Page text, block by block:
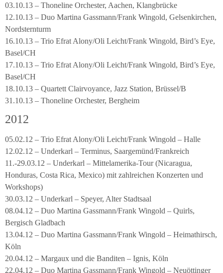
03.10.13 – Thoneline Orchester, Aachen, Klangbrücke
12.10.13 – Duo Martina Gassmann/Frank Wingold, Gelsenkirchen,
Nordsternturm
16.10.13 – Trio Efrat Alony/Oli Leicht/Frank Wingold, Bird’s Eye,
Basel/CH
17.10.13 – Trio Efrat Alony/Oli Leicht/Frank Wingold, Bird’s Eye,
Basel/CH
18.10.13 – Quartett Clairvoyance, Jazz Station, Brüssel/B
31.10.13 – Thoneline Orchester, Bergheim
2012
05.02.12 – Trio Efrat Alony/Oli Leicht/Frank Wingold – Halle
12.02.12 – Underkarl – Terminus, Saargemünd/Frankreich
11.-29.03.12 – Underkarl – Mittelamerika-Tour (Nicaragua,
Honduras, Costa Rica, Mexico) mit zahlreichen Konzerten und
Workshops)
30.03.12 – Underkarl – Speyer, Alter Stadtsaal
08.04.12 – Duo Martina Gassmann/Frank Wingold – Quirls,
Bergisch Gladbach
13.04.12 – Duo Martina Gassmann/Frank Wingold – Heimathirsch,
Köln
20.04.12 – Margaux und die Banditen – Ignis, Köln
22.04.12 – Duo Martina Gassmann/Frank Wingold – Neuöttinger